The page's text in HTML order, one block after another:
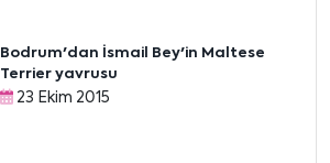
Bodrum'dan İsmail Bey'in Maltese
Terrier yavrusu
23 Ekim 2015